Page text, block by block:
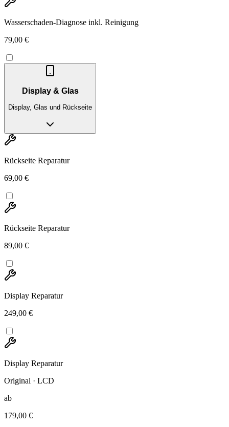
Wasserschaden-Diagnose inkl. Reinigung
79,00 €
Display & Glas
Display, Glas und Rückseite
Rückseite Reparatur
69,00 €
Rückseite Reparatur
89,00 €
Display Reparatur
249,00 €
Display Reparatur
Original · LCD
ab
179,00 €